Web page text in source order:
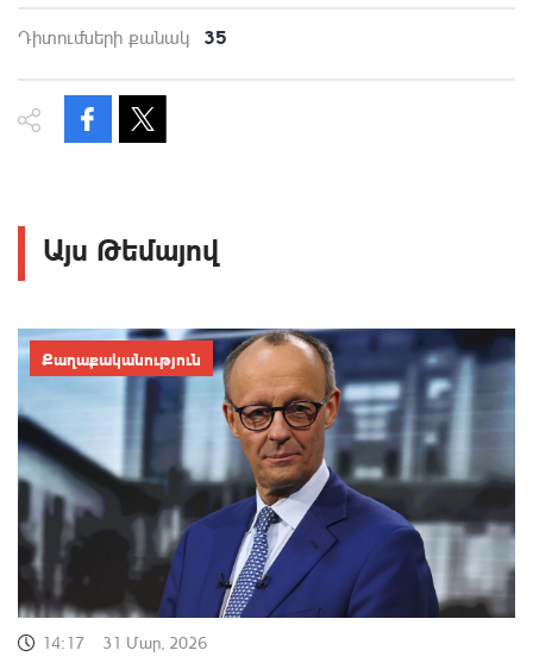
Դիտումների քանակ 35
Այս Թեմայով
14:17 31 Մար, 2026
Քաղաքականություն